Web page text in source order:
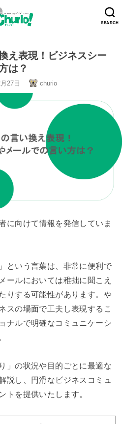
SEARCH
え表現！ビジネスシー
は？
27日 churio
に向けて情報を発信していま
という言葉は、非常に便利で
ールにおいては稚拙に聞こえ
りする可能性があります。や
スの場面で工夫し表現するこ
ナルで明確なコミュニケーシ
」の状況や目的ごとに最適な
説し、円滑なビジネスコミュ
トを提供いたします。